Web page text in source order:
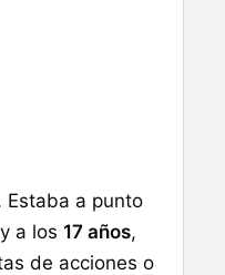
a punto
a los 17 años,
de acciones o